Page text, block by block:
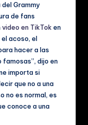
Grammy
de fans
video en TikToken
el acoso, el
hacer a las
famosas”, dijo en
importa si
que no a una
no es normal, es
conoce a una